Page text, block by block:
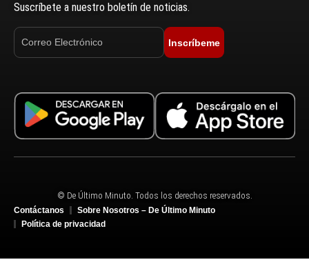
Suscríbete a nuestro boletín de noticias.
Inscríbeme
© De Último Minuto. Todos los derechos reservados.
Contáctanos
Sobre Nosotros – De Último Minuto
Política de privacidad